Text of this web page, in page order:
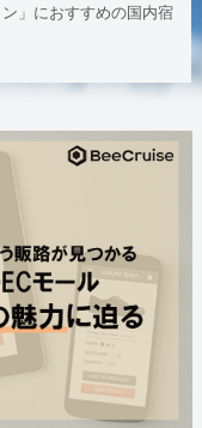
」におすすめの国内宿